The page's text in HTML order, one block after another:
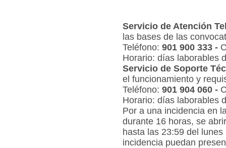
Servicio de Atención
las bases de las
Teléfono: 901 900 333 -
Horario: días laborables
Servicio de Soporte
el funcionamiento y
Teléfono: 901 904 060 -
Horario: días laborables
Por a una incidencia en
durante 16 horas, se
hasta las 23:59 del
incidencia puedan